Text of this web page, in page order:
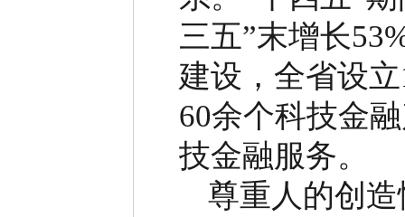
三五”末增长
建设，全省设立
60余个科技金
技金融服务。
尊重人的创